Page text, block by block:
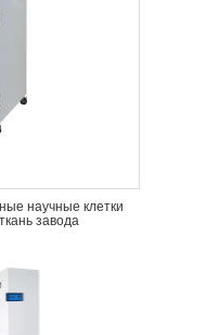
научные клетки
завода